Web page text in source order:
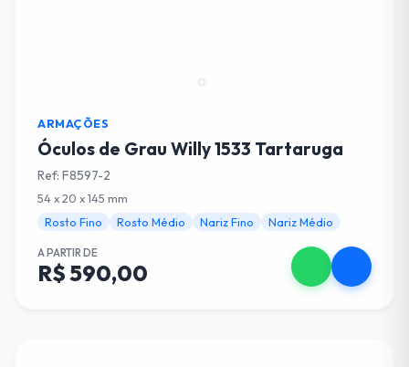
ARMAÇÕES
Óculos de Grau Willy 1533 Tartaruga
Ref: F8597-2
54 x 20 x 145 mm
Rosto Fino
Rosto Médio Nariz Fino Nariz Médio
A PARTIR DE
R$ 590,00